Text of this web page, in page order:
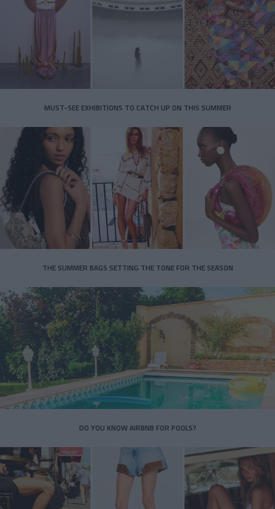
MUST-SEE EXHIBITIONS TO CATCH UP ON THIS SUMMER
THE SUMMER BAGS SETTING THE TONE FOR THE SEASON
DO YOU KNOW AIRBNB FOR POOLS?